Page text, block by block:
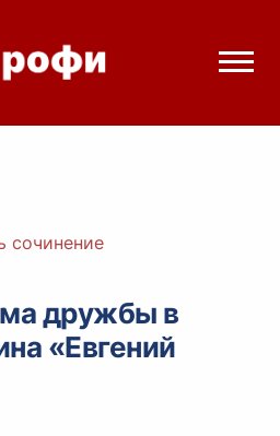
сочинение
дружбы в
«Евгений